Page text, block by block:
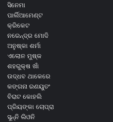
ସିନେମା
ପାର୍ଲିଆମେଣ୍ଟ
କ୍ରିକେଟ
ନରେନ୍ଦ୍ର ମୋଦି
ଅନୁଷ୍କା ଶର୍ମା
ଏଲୋନ ମୁଷ୍କ
ଶହରୁକ୍ଷ ଖାଁ
ଉଦ୍ଧବ ଥାକେରେ
କଙ୍ଗନା ରଣୟୁତଂ
ବିରାଟ କୋହଲି
ପ୍ରିୟଙ୍କା ଚୋପ୍ରା
ସୁନ୍ନି ଲିଓନି